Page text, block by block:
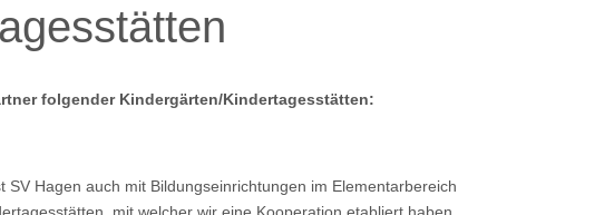
folgender Kindergärten/Kindertagesstätten:
SV Hagen auch mit Bildungseinrichtungen im Elementarbereich